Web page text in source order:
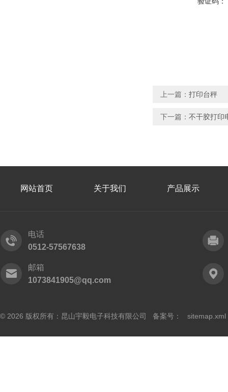
上一篇： 打印台秤
下一篇： 不干胶打印
网站首页 关于我们 产品展示
电话
0512-57567638
邮箱
1073841905@qq.com
© 2026 版权所有：昆山宇毅电子科技有限公司 备案号： sitemap.xml